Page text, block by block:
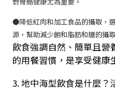
●降低紅肉和加工食品的攝取，
源，幫助減少飽和脂肪和糖的攝
飲食強調自然、簡單且營
的用餐習慣，是享受健康
3.地中海型飲食是什麼？